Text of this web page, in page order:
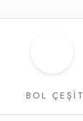
BOL ÇEŞİT